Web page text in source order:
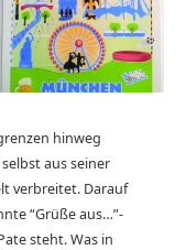
hinweg
aus seiner
verbreitet. Darauf
“Grüße aus…”-
steht. Was in